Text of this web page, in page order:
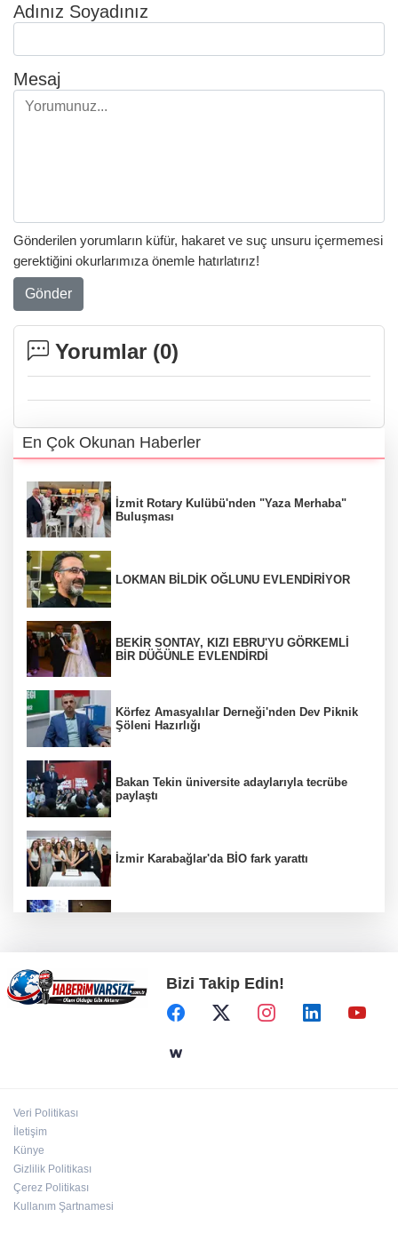
Adınız Soyadınız
Mesaj
Gönderilen yorumların küfür, hakaret ve suç unsuru içermemesi
gerektiğini okurlarımıza önemle hatırlatırız!
Gönder
Yorumlar (0)
En Çok Okunan Haberler
İzmit Rotary Kulübü'nden "Yaza Merhaba"
Buluşması
LOKMAN BİLDİK OĞLUNU EVLENDİRİYOR
BEKİR SONTAY, KIZI EBRU'YU GÖRKEMLİ
BİR DÜĞÜNLE EVLENDİRDİ
Körfez Amasyalılar Derneği'nden Dev Piknik
Şöleni Hazırlığı
Bakan Tekin üniversite adaylarıyla tecrübe
paylaştı
İzmir Karabağlar'da BİO fark yarattı
Ankara Keçiören'de Yaz Kur'an kurslarına
ikram desteği
İstanbul Moda açıklarında su alan teknedeki 4
Bizi Takip Edin!
Veri Politikası
İletişim
Künye
Gizlilik Politikası
Çerez Politikası
Kullanım Şartnamesi